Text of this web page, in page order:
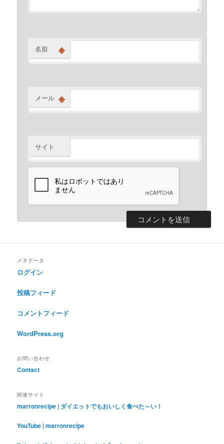
名前 ※
メール ※
サイト
メタデータ
ログイン
投稿フィード
コメントフィード
WordPress.org
お問い合わせ
Contact
関連サイト
marronrecipe | ダイエットでもおいしく食べた～い！
YouTube | marronrecipe